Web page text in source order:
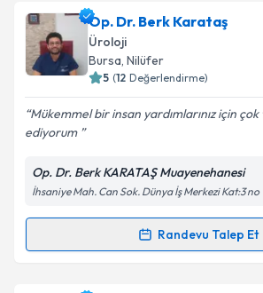
takvim hazırlandığında e-posta ile
E-posta Adresiniz
kapsamda işlenmesini kabul
Takvim Talebini
Op. Dr. Berk Karataş
Üroloji
Bursa, Nilüfer
5 (12 Değerlendirme)
Mükemmel bir insan yardımlarınız için
ediyorum
Op. Dr. Berk KARATAŞ Muayenehanesi
İhsaniye Mah. Can Sok. Dünya İş Merkezi Kat:3 no
Randevu Talep Et
Randevu Takvimi Talebi